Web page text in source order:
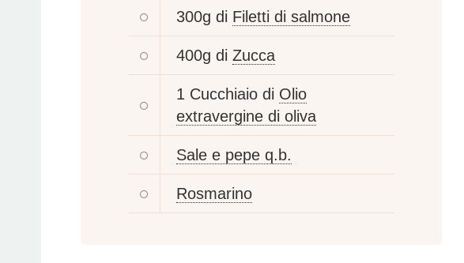
300g di Filetti di salmone
400g di Zucca
1 Cucchiaio di Olio
extravergine di oliva
Sale e pepe q.b.
Rosmarino